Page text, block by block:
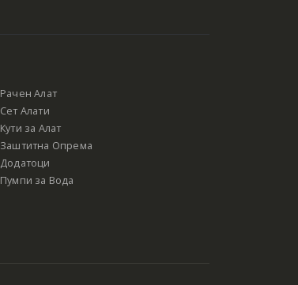
Рачен Алат
Сет Алати
Кути за Алат
Заштитна Опрема
Додатоци
Пумпи за Вода